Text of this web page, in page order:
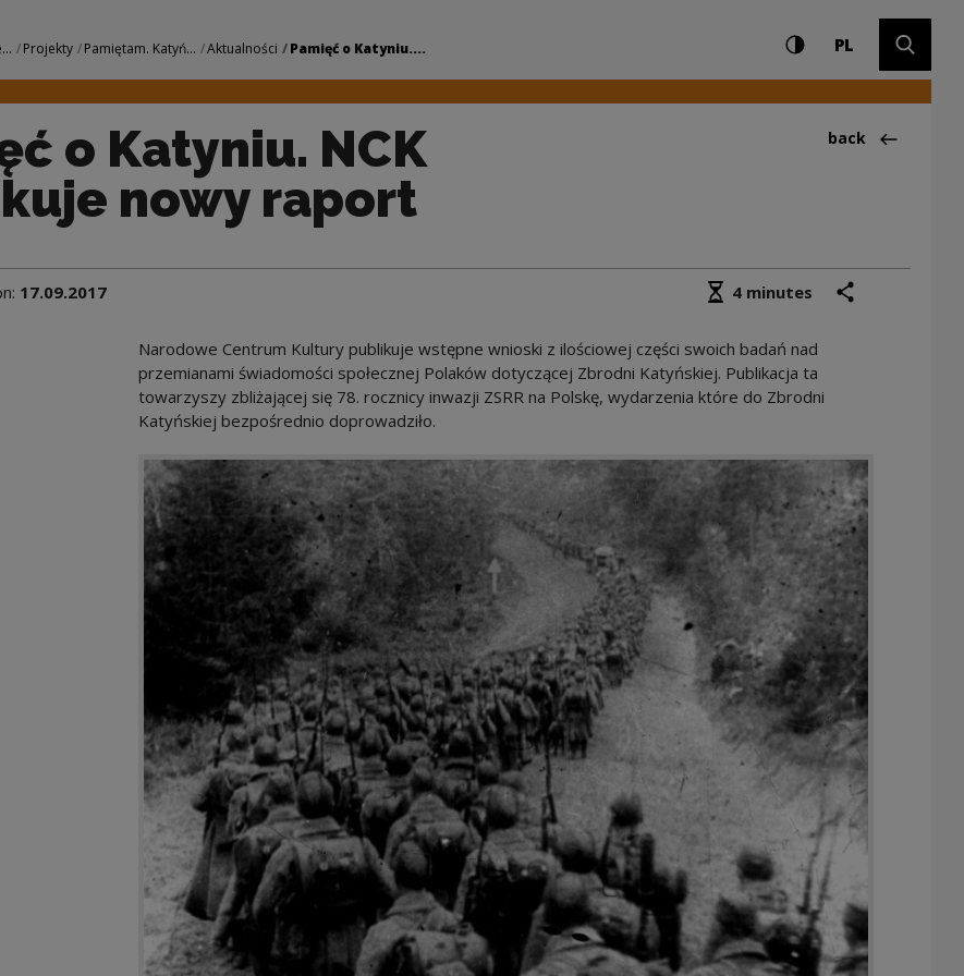
publikuje nowy raport | Narodowe
Projekty Pamiętam. Katyń... Aktualności Pamięć o Katyniu.... Settings and search
High contrast
PLCHANGE
o Katyniu. NCK
nowy raport
Back
back
17.09.2017 Średni czas czytania
4 minutes
Narodowe Centrum Kultury publikuje wstępne wnioski z ilościowej części swoich badań nad
przemianami świadomości społecznej Polaków dotyczącej Zbrodni Katyńskiej. Publikacja ta
towarzyszy zbliżającej się 78. rocznicy inwazji ZSRR na Polskę, wydarzenia które do Zbrodni
Katyńskiej bezpośrednio doprowadziło.